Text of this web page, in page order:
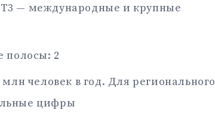
— международные и крупные
полосы: 2
человек в год. Для регионального
цифры